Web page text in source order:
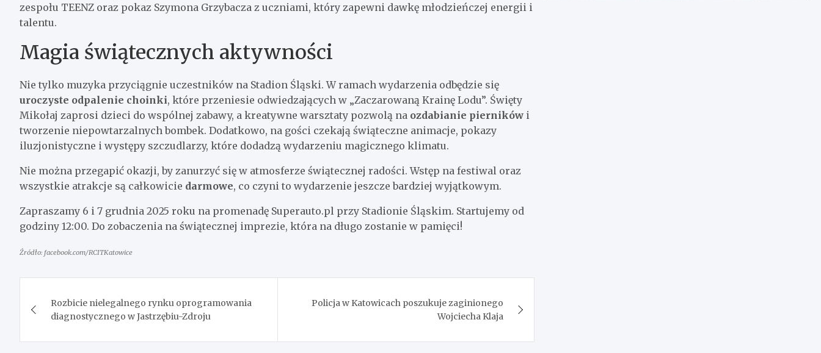
zespołu TEENZ oraz pokaz Szymona Grzybacza z uczniami, który zapewni dawkę młodzieńczej energii i
talentu.
Magia świątecznych aktywności
Nie tylko muzyka przyciągnie uczestników na Stadion Śląski. W ramach wydarzenia odbędzie się
uroczyste odpalenie choinki, które przeniesie odwiedzających w „Zaczarowaną Krainę Lodu”. Święty
Mikołaj zaprosi dzieci do wspólnej zabawy, a kreatywne warsztaty pozwolą na ozdabianie pierników i
tworzenie niepowtarzalnych bombek. Dodatkowo, na gości czekają świąteczne animacje, pokazy
iluzjonistyczne i występy szczudlarzy, które dodadzą wydarzeniu magicznego klimatu.
Nie można przegapić okazji, by zanurzyć się w atmosferze świątecznej radości. Wstęp na festiwal oraz
wszystkie atrakcje są całkowicie darmowe, co czyni to wydarzenie jeszcze bardziej wyjątkowym.
Zapraszamy 6 i 7 grudnia 2025 roku na promenadę Superauto.pl przy Stadionie Śląskim. Startujemy od
godziny 12:00. Do zobaczenia na świątecznej imprezie, która na długo zostanie w pamięci!
Źródło: facebook.com/RCITKatowice
wpisu
Rozbicie nielegalnego rynku oprogramowania
diagnostycznego w Jastrzębiu-Zdroju
Policja w Katowicach poszukuje zaginionego
Wojciecha Klaja